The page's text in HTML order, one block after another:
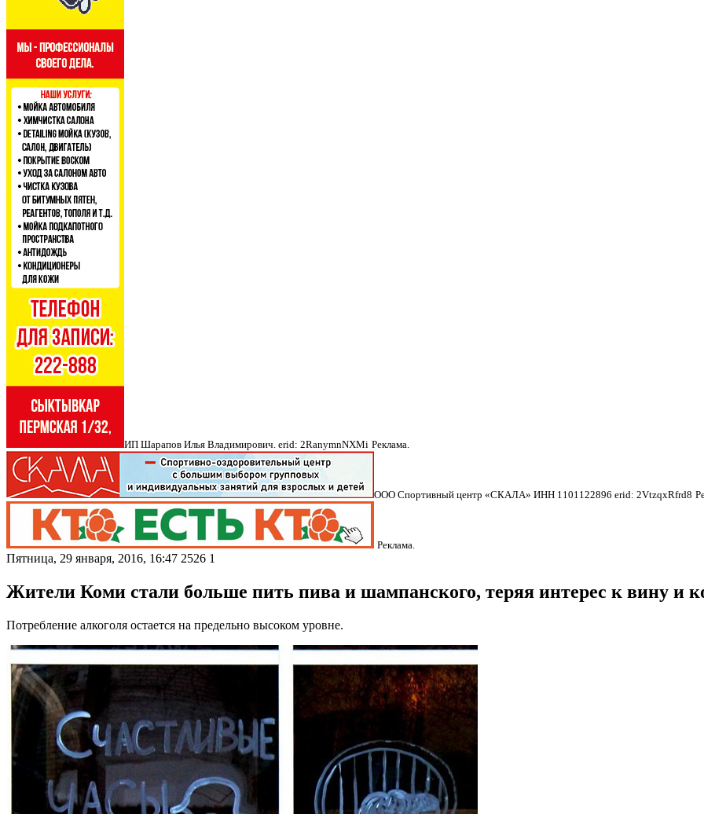
ИП Шарапов Илья Владимирович. erid: 2RanymnNXMi Реклама.
ООО Спортивный центр «СКАЛА» ИНН 1101122896 erid: 2VtzqxRfrd8
Реклама.
Пятница, 29 января, 2016, 16:47 2526 1
Жители Коми стали больше пить пива и шампанского, теряя интерес к вину и
Потребление алкоголя остается на предельно высоком уровне.